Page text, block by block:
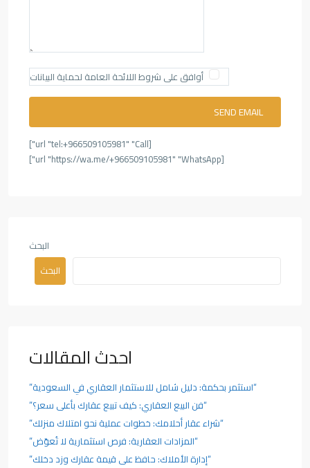
أوافق على شروط اللائحة العامة لحماية البيانات
[url "tel:+966509105981" "Call"]
[url "https://wa.me/+966509105981" "WhatsApp"]
البحث
البحث
احدث المقالات
“استثمر بحكمة: دليل شامل للاستثمار العقاري في السعودية”
“فن البيع العقاري: كيف تبيع عقارك بأعلى سعر؟”
“شراء عقار أحلامك: خطوات عملية نحو امتلاك منزلك”
“المزادات العقارية: فرص استثمارية لا تُعوّض”
“إدارة الأملاك: حافظ على قيمة عقارك وزد دخلك”